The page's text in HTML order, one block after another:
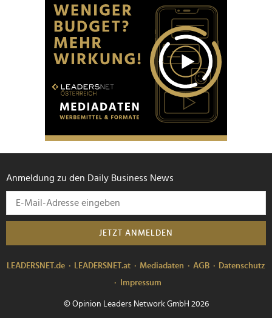
Anmeldung zu den Daily Business News
JETZT ANMELDEN
LEADERSNET.de LEADERSNET.at Mediadaten AGB
Datenschutz
Impressum
© Opinion Leaders Network GmbH 2026